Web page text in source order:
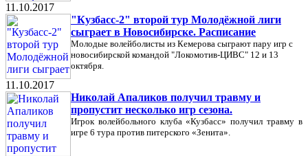
11.10.2017
"Кузбасс-2" второй тур Молодёжной лиги
сыграет в Новосибирске. Расписание
Молодые волейболисты из Кемерова сыграют пару игр с
новосибирской командой "Локомотив-ЦИВС" 12 и 13
октября.
11.10.2017
Николай Апаликов получил травму и
пропустит несколько игр сезона.
Игрок волейбольного клуба «Кузбасс» получил травму в
игре 6 тура против питерского «Зенита».